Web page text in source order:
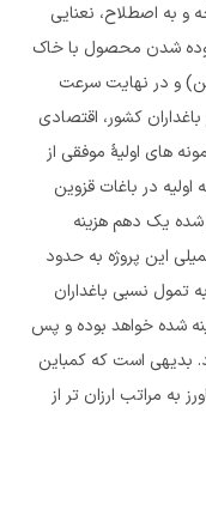
و به اصطلاح، نعنایی
شدن محصول با خاک
و در نهایت سرعت
کشور، اقتصادی
های اولیۀ موفقی از
در باغات قزوین
هزینه تمام شده یک دهم هزینه
تولید تکمیلی این پروژه به حدود
به تمول نسبی باغداران
شده خواهد بوده و پس
بدیهی است که کمباین
به مراتب ارزان تر از